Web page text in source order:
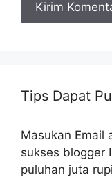
Tips Dapat
Masukan Email
sukses blogger
puluhan juta